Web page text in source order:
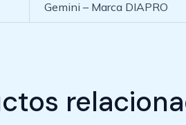
Gemini – Marca DIAPRO